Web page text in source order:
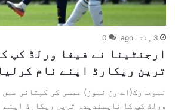
3 ہفتے ago 0
ارجنٹینا نے فیفا ورلڈ کپ
ترین ریکارڈ اپنے نام کرلیا
نیویارک(اے ون نیوز) میسی کی کپتانی میں
ورلڈ کپ کا ناپسندیدہ ترین ریکارڈ